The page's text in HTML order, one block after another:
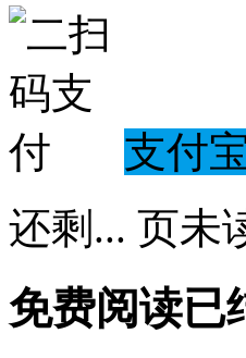
支付
还剩 ... 页未
免费阅读已